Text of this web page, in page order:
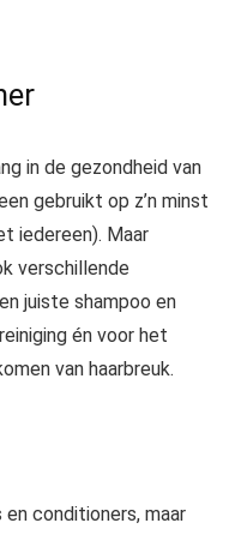
in de gezondheid van
gebruikt op z’n minst
iedereen). Maar
verschillende
juiste shampoo en
én voor het
van haarbreuk.
conditioners, maar